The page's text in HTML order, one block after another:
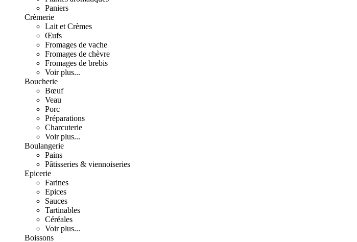
Paniers
Crèmerie
Lait et Crèmes
Œufs
Fromages de vache
Fromages de chèvre
Fromages de brebis
Voir plus...
Boucherie
Bœuf
Veau
Porc
Préparations
Charcuterie
Voir plus...
Boulangerie
Pains
Pâtisseries & viennoiseries
Epicerie
Farines
Epices
Sauces
Tartinables
Céréales
Voir plus...
Boissons